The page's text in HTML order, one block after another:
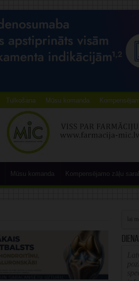
Tulkošana Mūsu komanda
Mūsu komanda Kompensējamo zāļu